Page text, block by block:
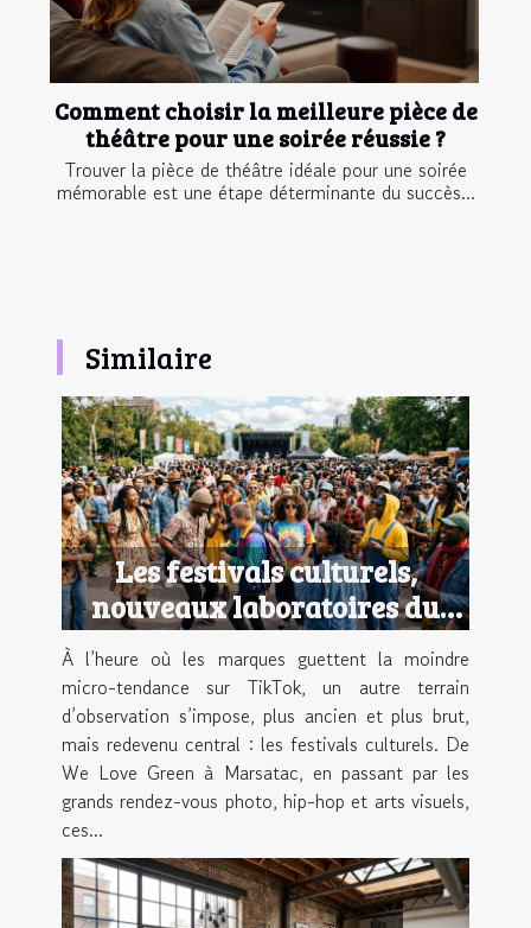
Comment choisir la meilleure pièce de
théâtre pour une soirée réussie ?
Trouver la pièce de théâtre idéale pour une soirée
mémorable est une étape déterminante du succès...
Similaire
Les festivals culturels,
nouveaux laboratoires du
style urbain
À l’heure où les marques guettent la moindre
micro-tendance sur TikTok, un autre terrain
d’observation s’impose, plus ancien et plus brut,
mais redevenu central : les festivals culturels. De
We Love Green à Marsatac, en passant par les
grands rendez-vous photo, hip-hop et arts visuels,
ces...